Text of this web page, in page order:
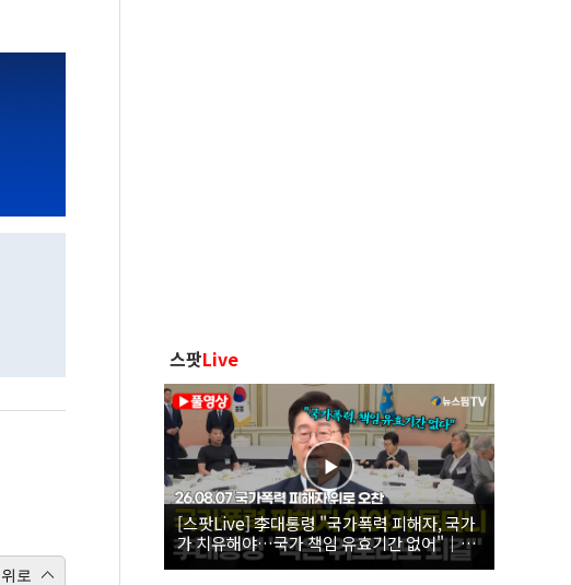
로
스팟Live
[스팟Live] 李대통령 "국가폭력 피해자, 국가
가 치유해야…국가 책임 유효기간 없어"｜
26.08.07 국가폭력 피해자 위로 오찬